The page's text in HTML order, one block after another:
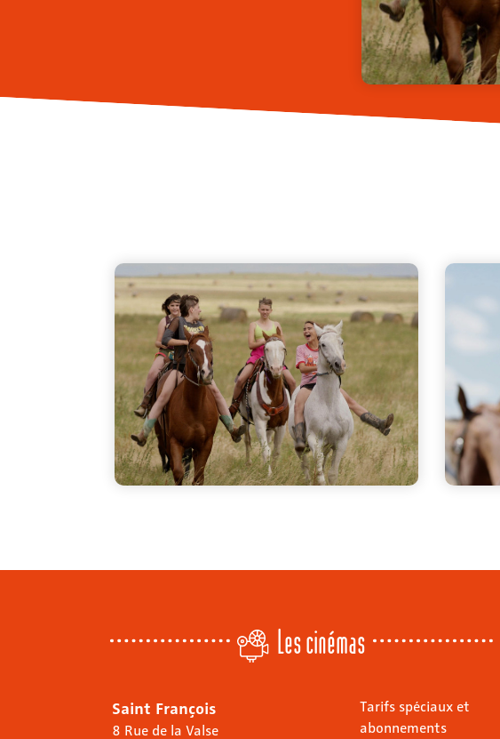
Les cinémas
Saint François
8 Rue de la Valse
Tarifs spéciaux et
abonnements